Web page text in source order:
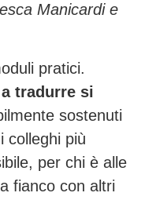
Manicardi e
pratici.
a tradurre si
sostenuti
colleghi più
per chi è alle
fianco con altri